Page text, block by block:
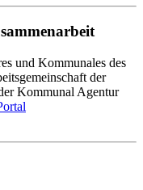
und Kommunales des
der
Kommunal Agentur